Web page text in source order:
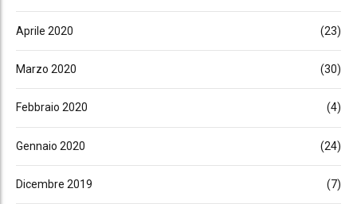
Aprile 2020 (23)
Marzo 2020 (30)
Febbraio 2020 (4)
Gennaio 2020 (24)
Dicembre 2019 (7)